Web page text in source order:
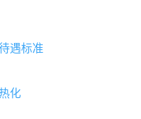
遇标准
化